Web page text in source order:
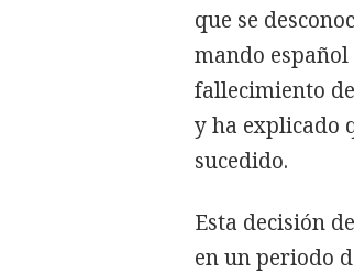
que se
mando
fallecimiento
y ha explicado
sucedido.
Esta decisión
en un periodo